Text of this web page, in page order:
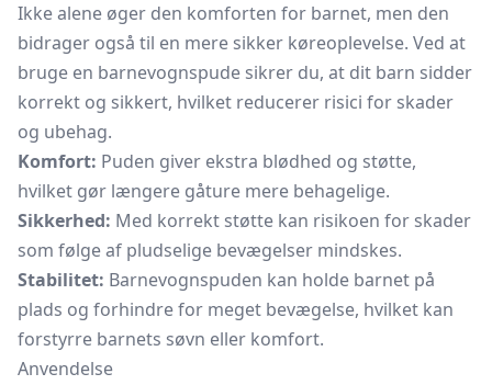
Ikke alene øger den komforten for barnet, men den
bidrager også til en mere sikker køreoplevelse. Ved at
bruge en barnevognspude sikrer du, at dit barn sidder
korrekt og sikkert, hvilket reducerer risici for skader
og ubehag.
Komfort: Puden giver ekstra blødhed og støtte,
hvilket gør længere gåture mere behagelige.
Sikkerhed: Med korrekt støtte kan risikoen for skader
som følge af pludselige bevægelser mindskes.
Stabilitet: Barnevognspuden kan holde barnet på
plads og forhindre for meget bevægelse, hvilket kan
forstyrre barnets søvn eller komfort.
Anvendelse